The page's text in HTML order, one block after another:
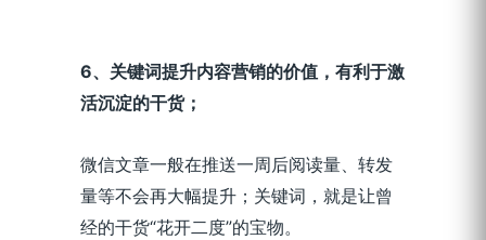
6、关键词提升内容营销的价值，有利于激
活沉淀的干货；
微信文章一般在推送一周后阅读量、转发
量等不会再大幅提升；关键词，就是让曾
经的干货“花开二度”的宝物。